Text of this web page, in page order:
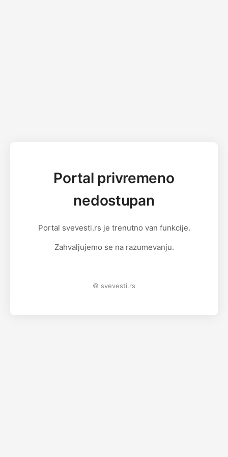
Portal privremeno
nedostupan
Portal svevesti.rs je trenutno van funkcije.
Zahvaljujemo se na razumevanju.
© svevesti.rs